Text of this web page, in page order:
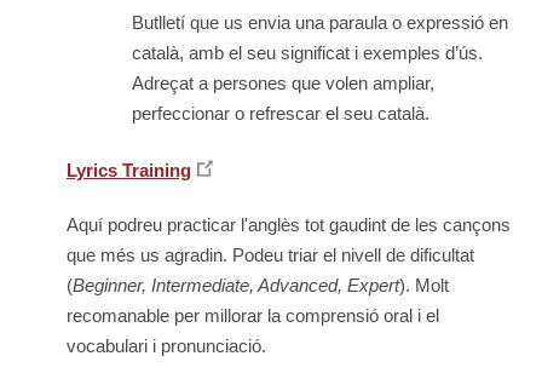
Butlletí que us envia una paraula o expressió en
català, amb el seu significat i exemples d’ús.
Adreçat a persones que volen ampliar,
perfeccionar o refrescar el seu català.
Lyrics Training
Aquí podreu practicar l'anglès tot gaudint de les cançons
que més us agradin. Podeu triar el nivell de dificultat
(Beginner, Intermediate, Advanced, Expert). Molt
recomanable per millorar la comprensió oral i el
vocabulari i pronunciació.